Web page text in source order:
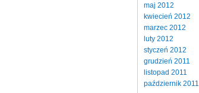
maj 2012
kwiecień 2012
marzec 2012
luty 2012
styczeń 2012
grudzień 2011
listopad 2011
październik 2011